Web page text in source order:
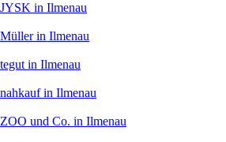
JYSK in Ilmenau
Müllerin Ilmenau
tegut in Ilmenau
nahkaufin Ilmenau
ZOO und Co. in Ilmenau